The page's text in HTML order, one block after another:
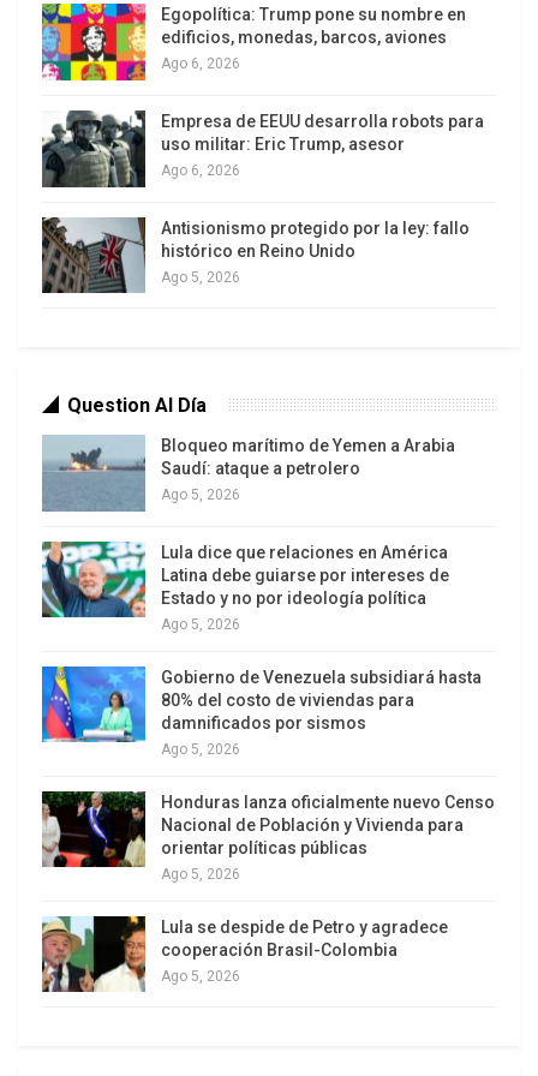
apuntando directamente a la salida anticipada de
Paz. Sus dirigentes acusan al mandatario de
aplicar una agenda “neoliberal” alineada con
Washington y de desconocer las conquistas
alcanzadas durante los años de gobierno del
Movimiento al Socialismo, lo que alimenta el
discurso de defensa de la “Patria” frente a recetas
impuestas desde el exterior.
Crece la tensión
hacia La Paz, el Ejecutivo denuncia un intento
desestabilizador destinado a recrear la crisis
política que derivó en la salida de Evo Morales en
2019. Autoridades oficialistas advierten que la
golpea aún más a una economía ya debilitada y
afecta el abastecimiento de alimentos y
combustibles en las principales ciudades.
(Xinhua/Javier Mamani)
Egopolítica: Trump pone su nombre en
edificios, monedas, barcos, aviones
Ago 6, 2026
Empresa de EEUU desarrolla robots para
uso militar: Eric Trump, asesor
Ago 6, 2026
Antisionismo protegido por la ley: fallo
histórico en Reino Unido
Ago 5, 2026
Question Al Día
Bloqueo marítimo de Yemen a Arabia
Saudí: ataque a petrolero
Ago 5, 2026
Lula dice que relaciones en América
Latina debe guiarse por intereses de
Estado y no por ideología política
Ago 5, 2026
Gobierno de Venezuela subsidiará hasta
80% del costo de viviendas para
damnificados por sismos
Ago 5, 2026
Honduras lanza oficialmente nuevo Censo
Nacional de Población y Vivienda para
orientar políticas públicas
Ago 5, 2026
Lula se despide de Petro y agradece
cooperación Brasil-Colombia
Ago 5, 2026